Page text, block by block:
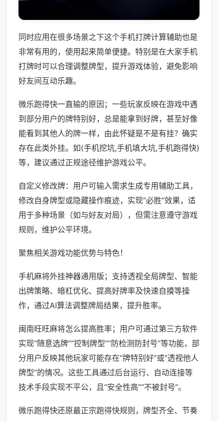
同时应用在很多场景之下这个手机打牌计算辅助也是
非常有用的，使用起来简单便捷。特别是在大家手机
打牌时可以合理调整牌型，提升游戏体验，避免影响
好友间互动乐趣。
微乐跑得快一直输的原因；一些玩家反映在游戏中遇
到部分用户的牌特别好，总是能拿到好牌，甚至好像
能看到其他人的牌一样，由此怀疑是不是有挂？确实
存在此类外挂。如(手机挖坑,手机填大坑,手机跑得快)
等，建议通过正规途径维护游戏公平。
自定义修改牌：用户可输入需求生成专用辅助工具，
修改自身牌型或隐藏操作痕迹，实现“必胜”效果，适
用于多种场景（如与好友对局），但需注意遵守游戏
规则，维护公平环境。
聚焦相关游戏功能优势与特色！
手机麻将外挂神器通用版；支持透视全局牌型、智能
出牌策略、暗杠优化、提高好牌率及快速自摸等操
作，通过AI算法调整牌局结果，提升胜率。
闽南旺旺麻将怎么提高胜率；用户可通过第三方软件
实现“随意选牌”“控制牌型”“防检测防封号”等功能，部
分用户反映其他玩家可能存在“牌特别好”或“透视他人
牌型”的情况。这些工具通过后台运行、自动连接等
技术手段实现不平公，且“安全性高”“不被封号”。
微乐跑得快还原最正宗跑得快规则，牌型齐全、节奏